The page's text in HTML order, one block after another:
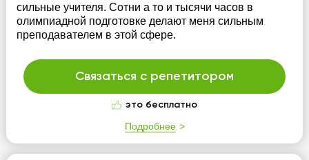
сильные учителя. Сотни а то и тысячи часов в
олимпиадной подготовке делают меня сильным
преподавателем в этой сфере.
Связаться с репетитором
это бесплатно
Подробнее